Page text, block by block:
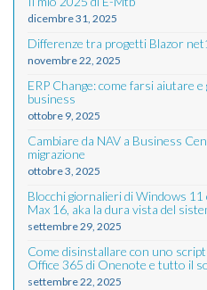
dicembre 31, 2025
Differenze tra progetti Blazor
novembre 22, 2025
ERP Change: come farsi aiutare
business
ottobre 9, 2025
Cambiare da NAV a Business
migrazione
ottobre 3, 2025
Blocchi giornalieri di Windows
Max 16, aka la dura vista del
settembre 29, 2025
Come disinstallare con uno
Office 365 di Onenote e tutto il
settembre 22, 2025